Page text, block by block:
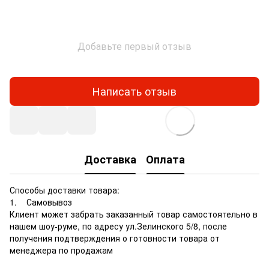
Добавьте первый отзыв
Написать отзыв
Доставка Оплата
Способы доставки товара:
1. Самовывоз
Клиент может забрать заказанный товар самостоятельно в
нашем шоу-руме, по адресу ул.Зелинского 5/8, после
получения подтверждения о готовности товара от
менеджера по продажам